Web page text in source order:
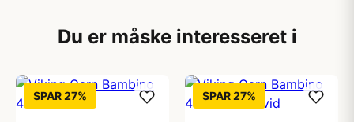
Du er måske interesseret i
SPAR 27% SPAR 27%